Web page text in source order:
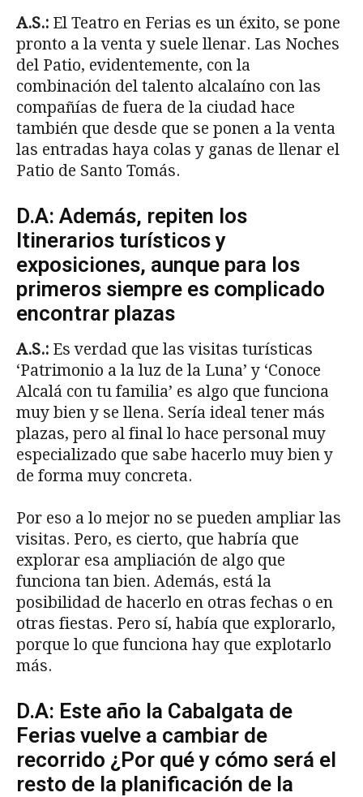
A.S.: El Teatro en Ferias es un éxito, se pone
pronto a la venta y suele llenar. Las Noches
del Patio, evidentemente, con la
combinación del talento alcalaíno con las
compañías de fuera de la ciudad hace
también que desde que se ponen a la venta
las entradas haya colas y ganas de llenar el
Patio de Santo Tomás.
D.A: Además, repiten los
Itinerarios turísticos y
exposiciones, aunque para los
primeros siempre es complicado
encontrar plazas
A.S.: Es verdad que las visitas turísticas
‘Patrimonio a la luz de la Luna’ y ‘Conoce
Alcalá con tu familia’ es algo que funciona
muy bien y se llena. Sería ideal tener más
plazas, pero al final lo hace personal muy
especializado que sabe hacerlo muy bien y
de forma muy concreta.
Por eso a lo mejor no se pueden ampliar las
visitas. Pero, es cierto, que habría que
explorar esa ampliación de algo que
funciona tan bien. Además, está la
posibilidad de hacerlo en otras fechas o en
otras fiestas. Pero sí, había que explorarlo,
porque lo que funciona hay que explotarlo
más.
D.A: Este año la Cabalgata de
Ferias vuelve a cambiar de
recorrido ¿Por qué y cómo será el
resto de la planificación de la